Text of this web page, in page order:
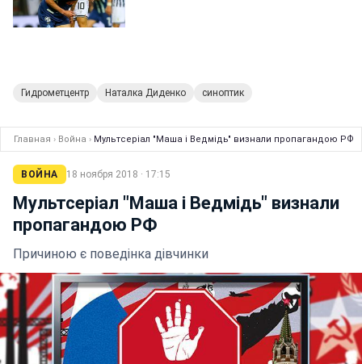
Гидрометцентр Наталка Диденко синоптик
Главная › Война › Мультсеріал "Маша і Ведмідь" визнали пропагандою РФ
ВОЙНА 18 ноября 2018 · 17:15
Мультсеріал "Маша і Ведмідь" визнали
пропагандою РФ
Причиною є поведінка дівчинки